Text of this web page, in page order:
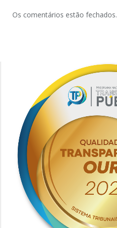
Os comentários estão fechados.